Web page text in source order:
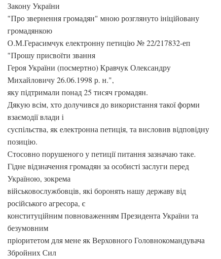
Закону України
"Про звернення громадян" мною розглянуто ініційовану
громадянкою
О.М.Герасимчук електронну петицію № 22/217832-еп
"Прошу присвоїти звання
Героя України (посмертно) Кравчук Олександру
Михайловичу 26.06.1998 р. н.",
яку підтримали понад 25 тисяч громадян.
Дякую всім, хто долучився до використання такої форми
взаємодії влади і
суспільства, як електронна петиція, та висловив відповідну
позицію.
Стосовно порушеного у петиції питання зазначаю таке.
Гідне відзначення громадян за особисті заслуги перед
Україною, зокрема
військовослужбовців, які боронять нашу державу від
російського агресора, є
конституційним повноваженням Президента України та
безумовним
пріоритетом для мене як Верховного Головнокомандувача
Збройних Сил